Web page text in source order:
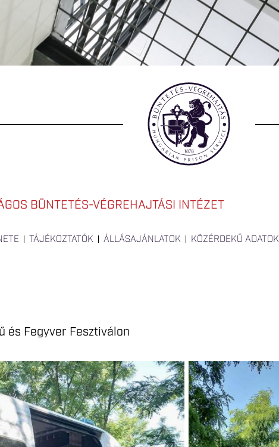
BÜNTETÉS-VÉGREHAJTÁSI INTÉZET
TÁJÉKOZTATÓK ÁLLÁSAJÁNLATOK KÖZÉRDEKŰ ADATOK
és Fegyver Fesztiválon